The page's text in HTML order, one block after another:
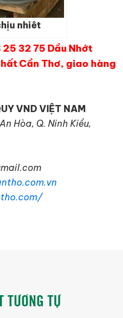
nhiêt
32 75 Dầu Nhớt
Cần Thơ, giao hàng
VND VIỆT NAM
Hòa, Q. Ninh Kiều,
TƯƠNG TỰ